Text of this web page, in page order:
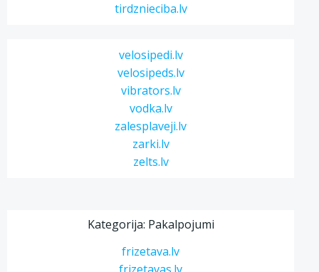
tirdznieciba.lv
velosipedi.lv
velosipeds.lv
vibrators.lv
vodka.lv
zalesplaveji.lv
zarki.lv
zelts.lv
Kategorija: Pakalpojumi
frizetava.lv